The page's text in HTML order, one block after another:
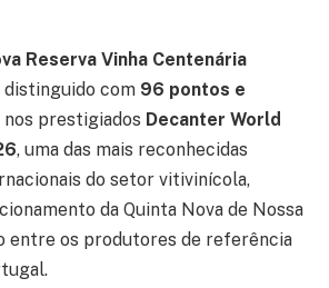
Reserva Vinha Centenária
distinguido com 96 pontos e
nos prestigiados Decanter World
, uma das mais reconhecidas
do setor vitivinícola,
da Quinta Nova de Nossa
entre os produtores de referência